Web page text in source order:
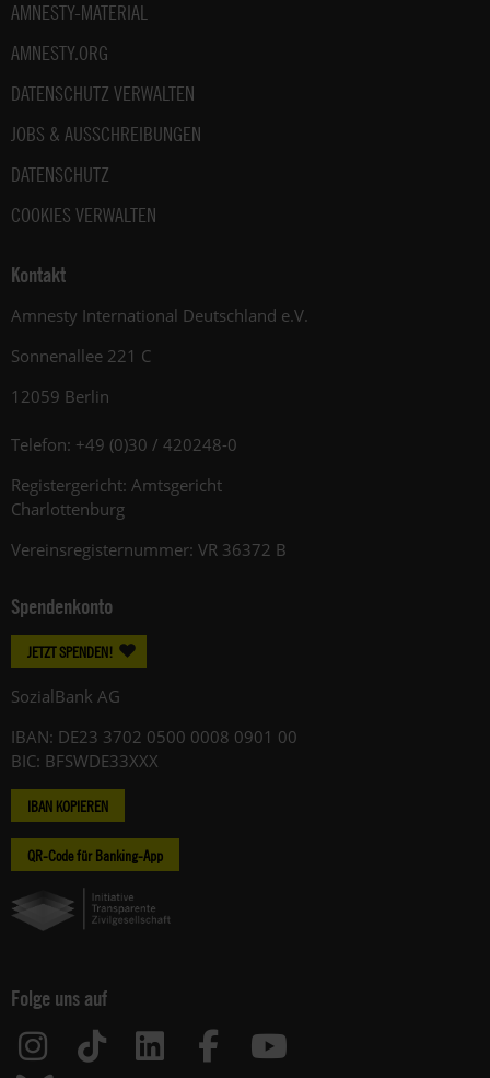
AMNESTY-MATERIAL
AMNESTY.ORG
DATENSCHUTZ VERWALTEN
JOBS & AUSSCHREIBUNGEN
DATENSCHUTZ
COOKIES VERWALTEN
Kontakt
Amnesty International Deutschland e.V.
Sonnenallee 221 C
12059 Berlin
Telefon: +49 (0)30 / 420248-0
Registergericht: Amtsgericht
Charlottenburg
Vereinsregisternummer: VR 36372 B
Spendenkonto
JETZT SPENDEN!
SozialBank AG
IBAN: DE23 3702 0500 0008 0901 00
BIC: BFSWDE33XXX
IBAN KOPIEREN
QR-Code für Banking-App
Folge uns auf